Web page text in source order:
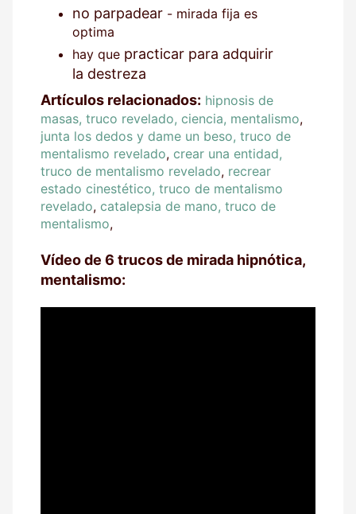
no parpadear - mirada fija es
optima
hay que practicar para adquirir
la destreza
Artículos relacionados: hipnosis de
masas, truco revelado, ciencia, mentalismo,
junta los dedos y dame un beso, truco de
mentalismo revelado, crear una entidad,
truco de mentalismo revelado, recrear
estado cinestético, truco de mentalismo
revelado, catalepsia de mano, truco de
mentalismo,
Vídeo de 6 trucos de mirada hipnótica,
mentalismo: